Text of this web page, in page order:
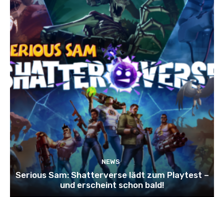
NEWS
Serious Sam: Shatterverse lädt zum Playtest –
und erscheint schon bald!